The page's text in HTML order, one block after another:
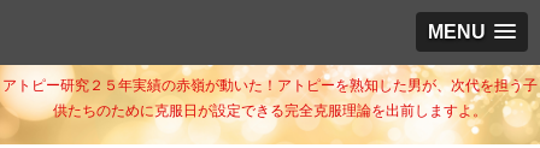
MENU
アトピー研究２５年実績の赤嶺が動いた！アトピーを熟知した男が、次代を担う子
供たちのために克服日が設定できる完全克服理論を出前しますよ。